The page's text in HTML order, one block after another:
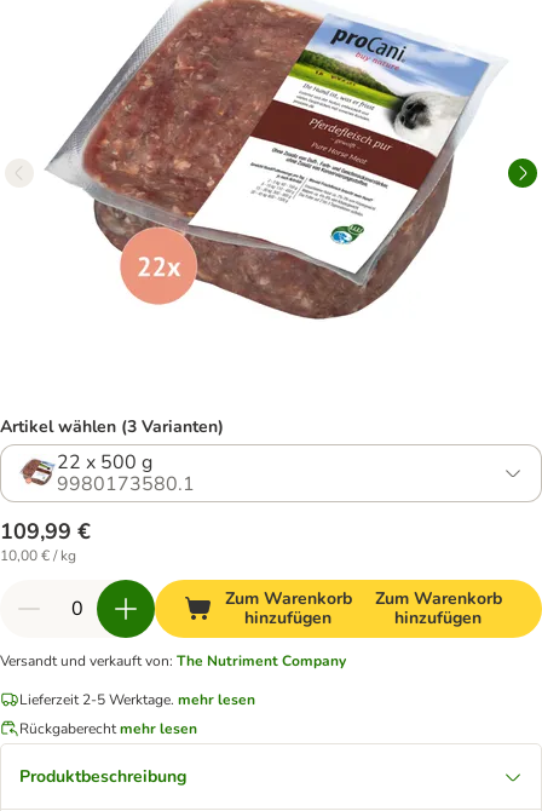
Artikel wählen (3 Varianten)
22 x 500 g
9980173580.1
109,99 €
10,00 € / kg
Zum Warenkorb
hinzufügen
Zum Warenkorb
hinzufügen
Versandt und verkauft von: The Nutriment Company
Lieferzeit 2-5 Werktage. mehr lesen
Rückgaberechtmehr lesen
Produktbeschreibung